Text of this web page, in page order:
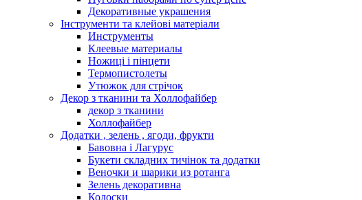
Декоративные украшения
Інструменти та клейові матеріали
Инструменты
Клеевые материалы
Ножиці і пінцети
Термопистолеты
Утюжок для стрічок
Декор з тканини та Холлофайбер
декор з тканини
Холлофайбер
Додатки , зелень , ягоди, фрукти
Бавовна і Лагурус
Букети складних тичінок та додатки
Веночки и шарики из ротанга
Зелень декоративна
Колоски